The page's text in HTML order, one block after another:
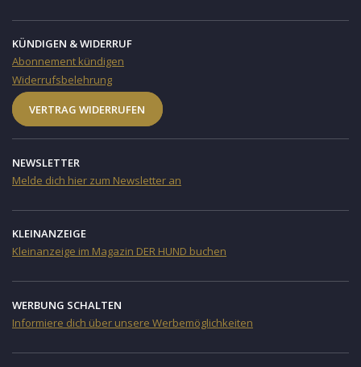
KÜNDIGEN & WIDERRUF
Abonnement kündigen
Widerrufsbelehrung
VERTRAG WIDERRUFEN
NEWSLETTER
Melde dich hier zum Newsletter an
KLEINANZEIGE
Kleinanzeige im Magazin DER HUND buchen
WERBUNG SCHALTEN
Informiere dich über unsere Werbemöglichkeiten